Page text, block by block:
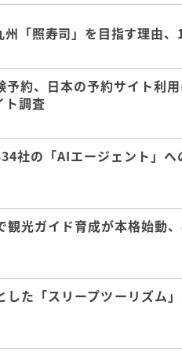
「照寿司」を目指す理由
予約、日本の予約サイト利
調査
社の「AIエージェント
観光ガイド育成が本格始
した「スリープツーリズム